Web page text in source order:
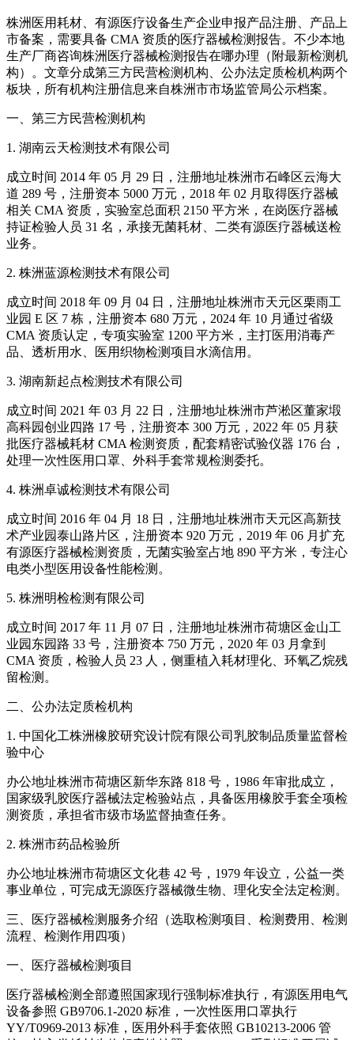
株洲医用耗材、有源医疗设备生产企业申报产品注册、产品上
市备案，需要具备 CMA 资质的医疗器械检测报告。不少本地
生产厂商咨询株洲医疗器械检测报告在哪办理（附最新检测机
构）。文章分成第三方民营检测机构、公办法定质检机构两个
板块，所有机构注册信息来自株洲市市场监管局公示档案。
一、第三方民营检测机构
1. 湖南云天检测技术有限公司
成立时间 2014 年 05 月 29 日，注册地址株洲市石峰区云海大
道 289 号，注册资本 5000 万元，2018 年 02 月取得医疗器械
相关 CMA 资质，实验室总面积 2150 平方米，在岗医疗器械
持证检验人员 31 名，承接无菌耗材、二类有源医疗器械送检
业务。
2. 株洲蓝源检测技术有限公司
成立时间 2018 年 09 月 04 日，注册地址株洲市天元区栗雨工
业园 E 区 7 栋，注册资本 680 万元，2024 年 10 月通过省级
CMA 资质认定，专项实验室 1200 平方米，主打医用消毒产
品、透析用水、医用织物检测项目水滴信用。
3. 湖南新起点检测技术有限公司
成立时间 2021 年 03 月 22 日，注册地址株洲市芦淞区董家塅
高科园创业四路 17 号，注册资本 300 万元，2022 年 05 月获
批医疗器械耗材 CMA 检测资质，配套精密试验仪器 176 台，
处理一次性医用口罩、外科手套常规检测委托。
4. 株洲卓诚检测技术有限公司
成立时间 2016 年 04 月 18 日，注册地址株洲市天元区高新技
术产业园泰山路片区，注册资本 920 万元，2019 年 06 月扩充
有源医疗器械检测资质，无菌实验室占地 890 平方米，专注心
电类小型医用设备性能检测。
5. 株洲明检检测有限公司
成立时间 2017 年 11 月 07 日，注册地址株洲市荷塘区金山工
业园东园路 33 号，注册资本 750 万元，2020 年 03 月拿到
CMA 资质，检验人员 23 人，侧重植入耗材理化、环氧乙烷残
留检测。
二、公办法定质检机构
1. 中国化工株洲橡胶研究设计院有限公司乳胶制品质量监督检
验中心
办公地址株洲市荷塘区新华东路 818 号，1986 年审批成立，
国家级乳胶医疗器械法定检验站点，具备医用橡胶手套全项检
测资质，承担省市级市场监督抽查任务。
2. 株洲市药品检验所
办公地址株洲市荷塘区文化巷 42 号，1979 年设立，公益一类
事业单位，可完成无源医疗器械微生物、理化安全法定检测。
三、医疗器械检测服务介绍（选取检测项目、检测费用、检测
流程、检测作用四项）
一、医疗器械检测项目
医疗器械检测全部遵照国家现行强制标准执行，有源医用电气
设备参照 GB9706.1-2020 标准，一次性医用口罩执行
YY/T0969-2013 标准，医用外科手套依照 GB10213-2006 管